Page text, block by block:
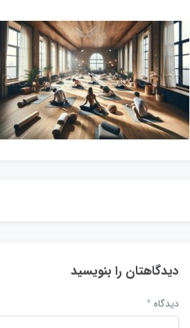
دیدگاهتان را بنویسید
دیدگاه *